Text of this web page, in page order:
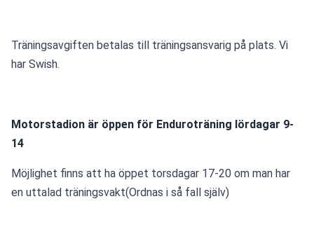
Träningsavgiften betalas till träningsansvarig på plats. Vi
har Swish.
Motorstadion är öppen för Enduroträning lördagar 9-
14
Möjlighet finns att ha öppet torsdagar 17-20 om man har
en uttalad träningsvakt(Ordnas i så fall själv)